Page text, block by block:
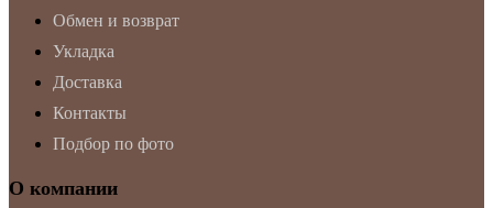
Обмен и возврат
Укладка
Доставка
Контакты
Подбор по фото
О компании